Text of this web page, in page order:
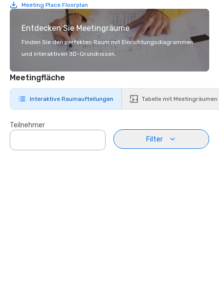
Meeting Place Floorplan
Entdecken Sie Meetingräume
Finden Sie den perfekten Raum mit Einrichtungsdiagrammen
und interaktiven 3D-Grundrissen.
Meetingfläche
Interaktive Raumaufteilungen Tabelle mit Meetingräumen
Teilnehmer
Filter